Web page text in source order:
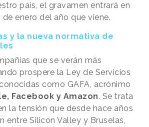
país, el gravamen entrará en
enero del año que viene.
y la nueva normativa de
que se verán más
prospere la Ley de Servicios
como GAFA, acrónimo
Facebook y Amazon. Se trata
la tensión que desde hace años
entre Silicon Valley y Bruselas,